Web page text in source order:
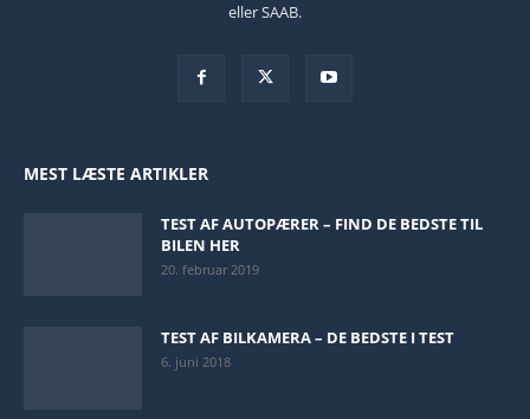
eller SAAB.
MEST LÆSTE ARTIKLER
TEST AF AUTOPÆRER – FIND DE BEDSTE TIL
BILEN HER
20. februar 2019
TEST AF BILKAMERA – DE BEDSTE I TEST
6. juni 2018